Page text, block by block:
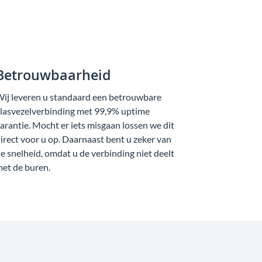
leveren u standaard een betrouwbare
met 99,9% uptime
Mocht er iets misgaan lossen we dit
voor u op. Daarnaast bent u zeker van
snelheid, omdat u de verbinding niet deelt
de buren.